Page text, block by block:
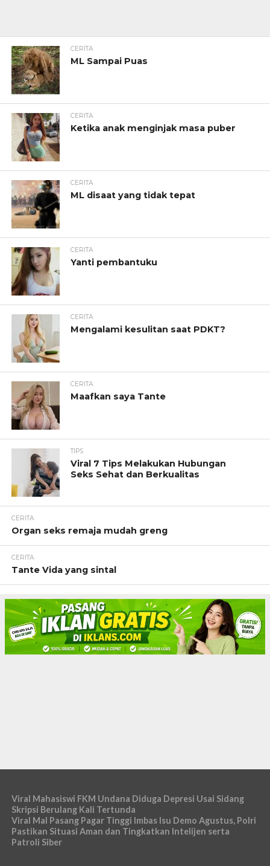
CERITA
ML Sampai Puas
CERITA
Ketika anak menginjak masa puber
CERITA
ML disaat yang tidak tepat
CERITA
Yanti pembantuku
CERITA
Mengalami kesulitan saat PDKT?
CERITA
Maafkan saya Tante
TIPS
Viral 7 Tips Melakukan Hubungan
Seks Sehat dan Berkualitas
CERITA
Organ seks remaja mudah greng
CERITA
Tante Vida yang sintal
Viral Mahasiswi FKM Undana Diduga Depresi Usai Sidang
Skripsi Berulang Kali Tertunda
Viral Mal Pasang Pagar Tinggi Imbas Isu Demo Agustus, Polri
Pastikan Situasi Aman dan Tingkatkan Intelijen serta
Patroli Siber